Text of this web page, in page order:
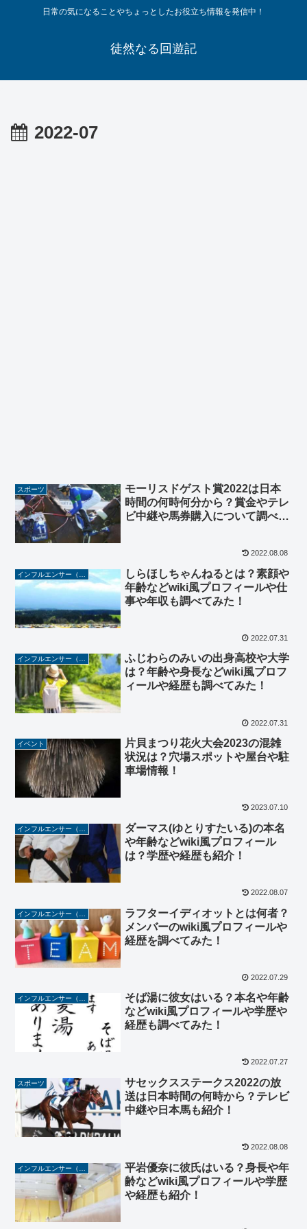
日常の気になることやちょっとしたお役立ち情報を発信中！
徒然なる回遊記
2022-07
スポーツ
モーリスドゲスト賞2022は日本
時間の何時何分から？賞金やテレ
ビ中継や馬券購入について調べて
2022.08.08
しらほしちゃんねるとは？素顔や
年齢などwiki風プロフィールや仕
事や年収も調べてみた！
2022.07.31
インフルエンサー（YouTuber/TikToker/Instagramer）
ふじわらのみいの出身高校や大学
は？年齢や身長などwiki風プロフ
ィールや経歴も調べてみた！
2022.07.31
イベント
片貝まつり花火大会2023の混雑
状況は？穴場スポットや屋台や駐
車場情報！
2023.07.10
ダーマス(ゆとりすたいる)の本名
や年齢などwiki風プロフィール
は？学歴や経歴も紹介！
2022.08.07
ラフターイディオットとは何者？
メンバーのwiki風プロフィールや
経歴を調べてみた！
2022.07.29
インフルエンサー（YouTuber/TikToker/Instagramer）
そば湯に彼女はいる？本名や年齢
などwiki風プロフィールや学歴や
経歴も調べてみた！
2022.07.27
スポーツ
サセックスステークス2022の放
送は日本時間の何時から？テレビ
中継や日本馬も紹介！
2022.08.08
平岩優奈に彼氏はいる？身長や年
齢などwiki風プロフィールや学歴
や経歴も紹介！